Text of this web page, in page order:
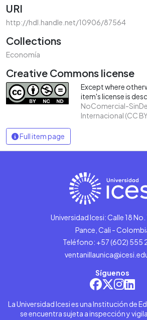
URI
http://hdl.handle.net/10906/87564
Collections
Economía
Creative Commons license
Except where
item's license is
NoComercial-
Internacional (CC
Full item page
Universidad Icesi: Calle 18
Pance, Cali -
Teléfono: +57 (602) 555
Síguenos
La Universidad Icesi es una Institución de
se encuentra sujeta a inspección y